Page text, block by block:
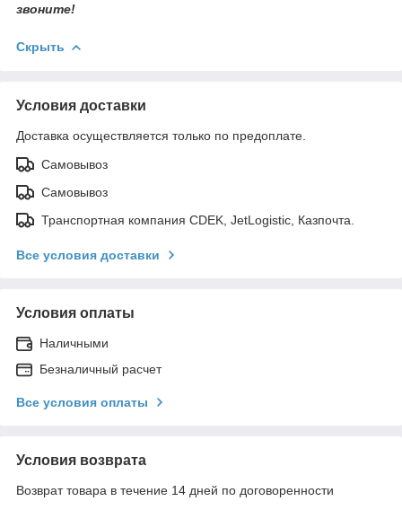
звоните!
Скрыть
Условия доставки
Доставка осуществляется только по предоплате.
Самовывоз
Самовывоз
Транспортная компания CDEK, JetLogistic, Казпочта.
Все условия доставки
Условия оплаты
Наличными
Безналичный расчет
Все условия оплаты
Условия возврата
Возврат товара в течение 14 дней по договоренности